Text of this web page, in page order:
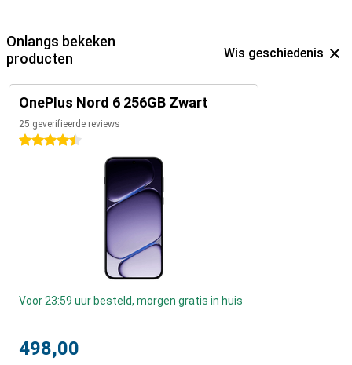
Onlangs bekeken
producten
Wis geschiedenis
OnePlus Nord 6 256GB Zwart
25 geverifieerde reviews
4.5 sterren
Voor 23:59 uur besteld, morgen gratis in huis
498,00